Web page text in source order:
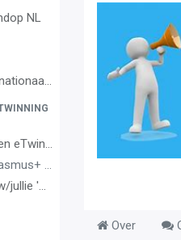
NL
school al?'
op scholen
programma
'why'?
Over